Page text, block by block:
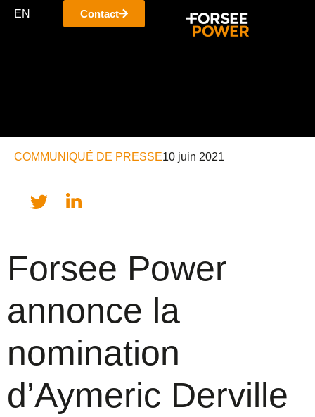
EN Contact
COMMUNIQUÉ DE PRESSE10 juin 2021
Forsee Power
annonce la
nomination
d’Aymeric Derville